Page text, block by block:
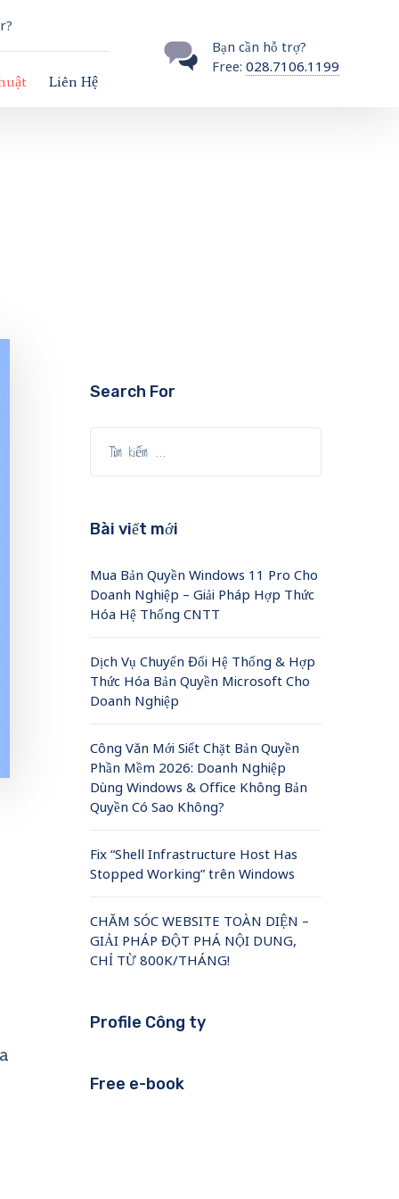
Liên Hệ
Bạn cần hỗ trợ?
Free: 028.7106.1199
Search For
Bài viết mới
Mua Bản Quyền Windows 11 Pro Cho
Doanh Nghiệp – Giải Pháp Hợp Thức
Hóa Hệ Thống CNTT
Dịch Vụ Chuyển Đổi Hệ Thống & Hợp
Thức Hóa Bản Quyền Microsoft Cho
Doanh Nghiệp
Công Văn Mới Siết Chặt Bản Quyền
Phần Mềm 2026: Doanh Nghiệp
Dùng Windows & Office Không Bản
Quyền Có Sao Không?
Fix “Shell Infrastructure Host Has
Stopped Working” trên Windows
CHĂM SÓC WEBSITE TOÀN DIỆN –
GIẢI PHÁP ĐỘT PHÁ NỘI DUNG,
CHỈ TỪ 800K/THÁNG!
Profile Công ty
Free e-book